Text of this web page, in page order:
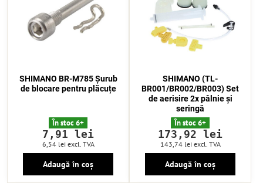
SHIMANO BR-M785 Șurub
de blocare pentru plăcuțe
În stoc 6+
7,91 lei
6,54 lei excl. TVA
Adaugă în coș
SHIMANO (TL-
BR001/BR002/BR003) Set
de aerisire 2x pâlnie și
seringă
În stoc 6+
173,92 lei
143,74 lei excl. TVA
Adaugă în coș